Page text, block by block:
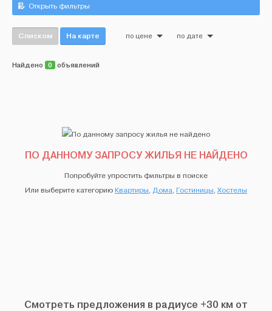
Открыть фильтры
Списком На карте по цене по дате
Найдено 0 объявлений
ПО ДАННОМУ ЗАПРОСУ ЖИЛЬЯ НЕ НАЙДЕНО
Попробуйте упростить фильтры в поиске
Или выберите категориюКвартиры, Дома, Гостиницы, Хостелы
Смотреть предложения в радиусе +30 км от